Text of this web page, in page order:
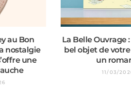
au Bon
nostalgie
une
La Belle Ouvrage
bel objet de
un
11/03/